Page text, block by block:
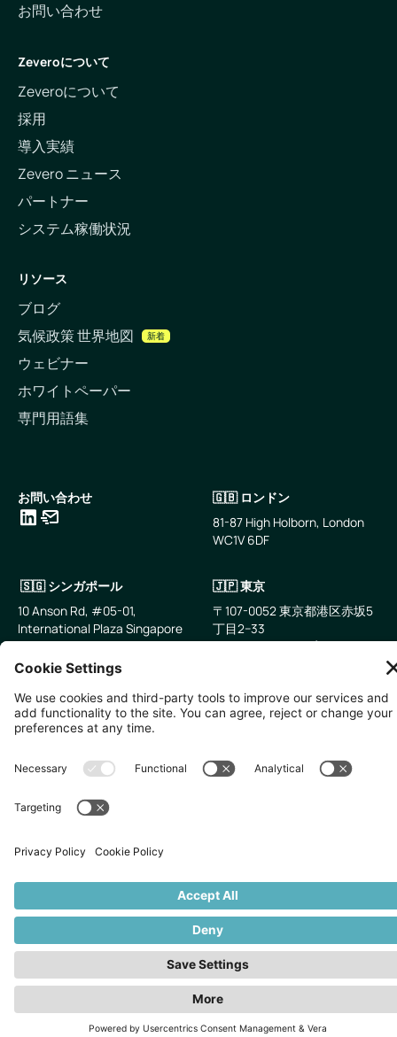
お問い合わせ
Zeveroについて
Zeveroについて
採用
導入実績
Zevero ニュース
パートナー
システム稼働状況
リソース
ブログ
気候政策 世界地図
新着
ウェビナー
ホワイトペーパー
専門用語集
お問い合わせ
🇬🇧 ロンドン
81-87 High Holborn, London
WC1V 6DF
🇸🇬 シンガポール
10 Anson Rd, #05-01,
International Plaza Singapore
079903
🇯🇵 東京
〒107-0052 東京都港区赤坂5
丁目2−33
IsaI AkasakA 1405室
無断複写・転載を禁じます。